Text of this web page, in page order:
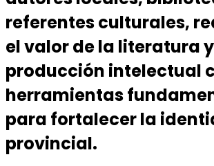
referentes culturales,
el valor de la literatura
producción intelectual
herramientas
para fortalecer la
provincial.